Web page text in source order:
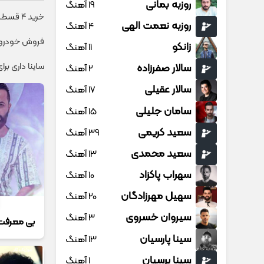
خرید 4 قسطه اینترنت پیشگامان ☎️ بدون نیاز به تلفن
فروش
ساینا داری
بی
روزبه بمانی 19 آهنگ
روزبه نعمت الهی 4 آهنگ
زانکو 11 آهنگ
سالار صفرزاده 2 آهنگ
سالار عقیلی 17 آهنگ
سامان جلیلی 15 آهنگ
سعید کریمی 39 آهنگ
سعید محمدی 13 آهنگ
سهراب پاکزاد 10 آهنگ
سهیل مهرزادگان 20 آهنگ
سیروان خسروی 3 آهنگ
سینا پارسیان 13 آهنگ
سینا پرسیان 1 آهنگ